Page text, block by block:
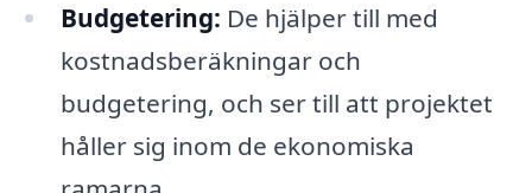
Budgetering: De hjälper till med
kostnadsberäkningar och
budgetering, och ser till att projektet
håller sig inom de ekonomiska